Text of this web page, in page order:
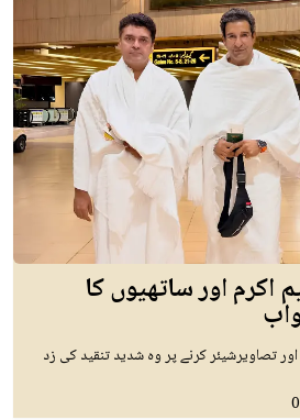
اور ساتھیوں کا
تصاویرشیئر کرنے پر وہ شدید تنقید کی زد